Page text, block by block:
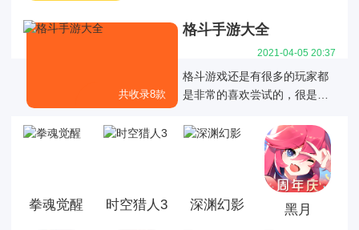
共收录8款
格斗手游大全
2021-04-05 20:37
格斗游戏还是有很多的玩家都
是非常的喜欢尝试的，很是刺
不快吧，现在市面上是有很多
的类型的格斗的游戏，这些游
戏一般都是一些格斗的游戏，
其实是非常的有趣，也是相当
的刺激的，游戏中是有一些不
拳魂觉醒 时空猎人3 深渊幻影 黑月